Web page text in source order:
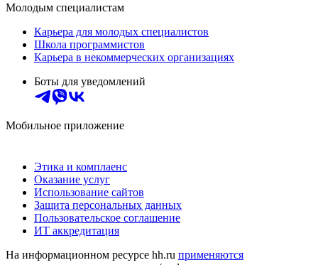
Молодым специалистам
Карьера для молодых специалистов
Школа программистов
Карьера в некоммерческих организациях
Боты для уведомлений
Мобильное приложение
Этика и комплаенс
Оказание услуг
Использование сайтов
Защита персональных данных
Пользовательское соглашение
ИТ аккредитация
На информационном ресурсе hh.ru применяются